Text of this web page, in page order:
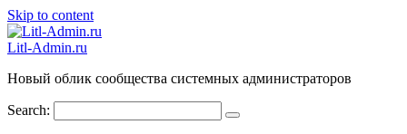
Skip to content
Litl-Admin.ru
Новый облик сообщества системных администраторов
Search: